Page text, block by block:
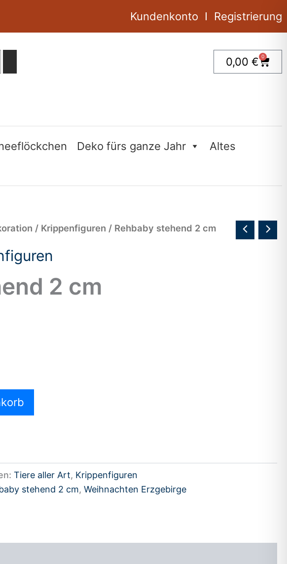
Kundenkonto Registrierung
0,00 € 0
Deko fürs ganze Jahr
Altes
/ Krippenfiguren / Rehbaby stehend 2 cm
2 cm
Tiere aller Art, Krippenfiguren
stehend 2 cm,Weihnachten Erzgebirge